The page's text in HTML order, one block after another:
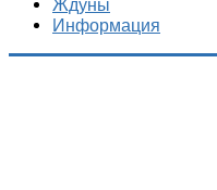
Ждуны
Информация